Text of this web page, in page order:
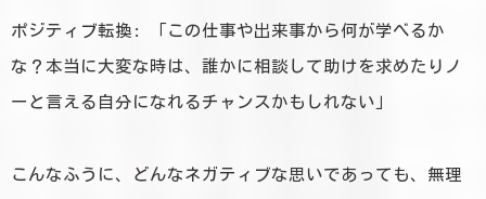
ポジティブ転換: 「この仕事や出来事から何が学べるか
な？本当に大変な時は、誰かに相談して助けを求めたりノ
ーと言える自分になれるチャンスかもしれない」
こんなふうに、どんなネガティブな思いであっても、無理